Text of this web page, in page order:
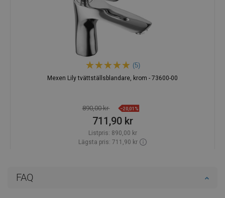
FAQ
(5)
Mexen Lily tvättställsblandare, krom - 73600-00
890,00 kr −20,01%
711,90 kr
Listpris: 890,00 kr
Lägsta pris: 711,90 kr